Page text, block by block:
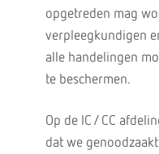
opgetreden mag
verpleegkundigen
alle handelingen
te beschermen.
Op de IC / CC
dat we